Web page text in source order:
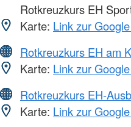
Rotkreuzkurs EH
Karte: Link zur
Rotkreuzkurs EH am
Karte: Link zur
Rotkreuzkurs EH-
Karte: Link zur